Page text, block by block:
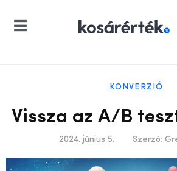
KONVERZIÓ
Vissza az A/B
2024. június 5. Szerző: